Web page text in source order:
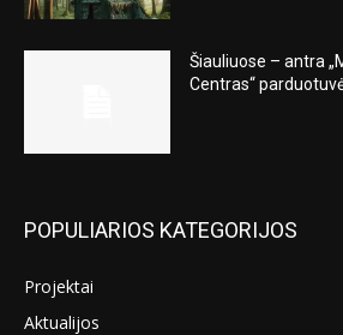
Šiauliuose – antra
Centras“
POPULIARIOS KATEGORIJOS
Projektai
Aktualijos